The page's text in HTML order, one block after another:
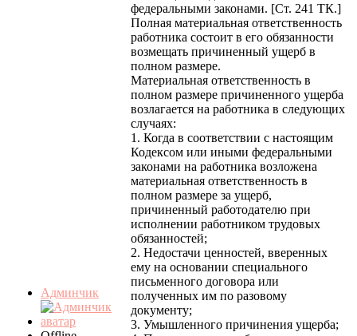
Админчик
федеральными законами. [Ст. 241 ТК.]
Полная материальная ответственность
работника состоит в его обязанности
возмещать причиненный ущерб в
полном размере.
Материальная ответственность в
полном размере причиненного ущерба
возлагается на работника в следующих
случаях:
1. Когда в соответствии с настоящим
Кодексом или иными федеральными
законами на работника возложена
материальная ответственность в
полном размере за ущерб,
причиненный работодателю при
исполнении работником трудовых
обязанностей;
2. Недостачи ценностей, вверенных
ему на основании специального
письменного договора или
полученных им по разовому
документу;
3. Умышленного причинения ущерба;